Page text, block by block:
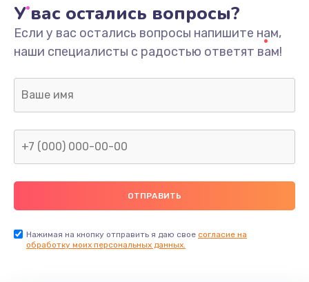
У вас остались вопросы?
Если у вас остались вопросы напишите нам,
наши специалисты с радостью ответят вам!
Нажимая на кнопку отправить я даю свое согласие на
обработку моих персональных данных.